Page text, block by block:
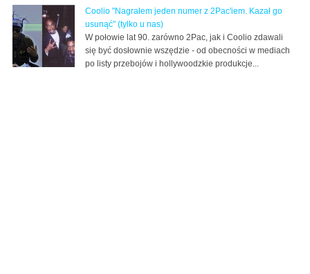
Coolio "Nagrałem jeden numer z 2Pac'iem. Kazał go
usunąć" (tylko u nas)
W połowie lat 90. zarówno 2Pac, jak i Coolio zdawali
się być dosłownie wszędzie - od obecności w mediach
po listy przebojów i hollywoodzkie produkcje...